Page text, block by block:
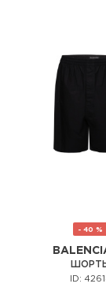
- 40 %
ID: